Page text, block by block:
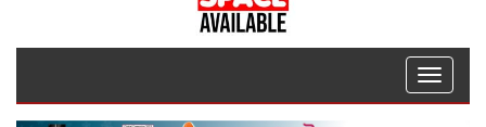
Toggle